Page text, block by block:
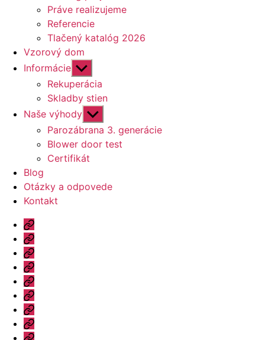
úroveň
navigácie
Práve realizujeme
Referencie
Tlačený katalóg 2026
Vzorový dom
Informácie Zobraziť
druhú
úroveň
navigácie
Rekuperácia
Skladby stien
Naše výhody Zobraziť
druhú
úroveň
navigácie
Parozábrana 3. generácie
Blower door test
Certifikát
Blog
Otázky a odpovede
Kontakt
Úvod
Ponuka
Katalóg
Vzorový
dom
Informácie
Naše
výhody
Blog
Otázky
a
Kontakt